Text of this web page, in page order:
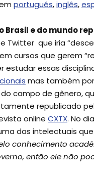
português,inglês,
Brasil e do mundo
Twitter que iria
cursos que gerem
estudar essas
mas também
campo de gênero,
republicado
online CXTX. No
das intelectuais
conhecimento
então ele não